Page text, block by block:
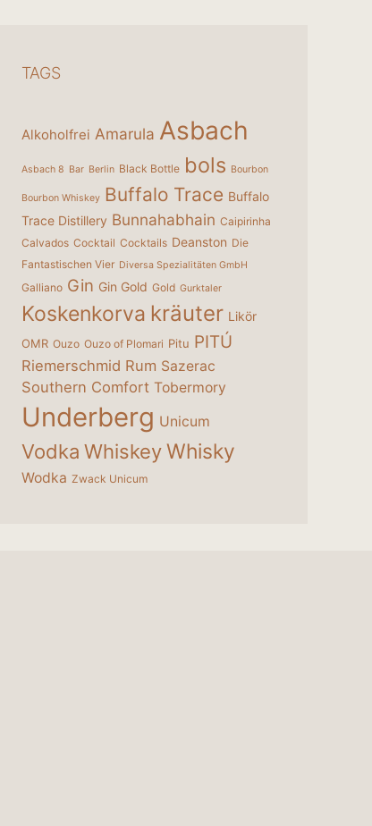
TAGS
Alkoholfrei Amarula Asbach
Asbach 8 Bar Berlin Black Bottle bols Bourbon
Bourbon Whiskey Buffalo Trace Buffalo
Trace Distillery Bunnahabhain Caipirinha
Calvados Cocktail Cocktails Deanston Die
Fantastischen Vier Diversa Spezialitäten GmbH
Galliano Gin Gin Gold Gold Gurktaler
Koskenkorva kräuter Likör
OMR Ouzo Ouzo of Plomari Pitu PITÚ
Riemerschmid Rum Sazerac
Southern Comfort Tobermory
Underberg Unicum
Vodka WhiskeyWhisky
Wodka Zwack Unicum